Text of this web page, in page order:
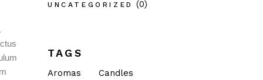
UNCATEGORIZED (0)
TAGS
Aromas
Candles